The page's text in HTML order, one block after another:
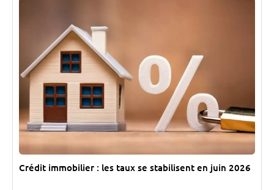
Crédit immobilier : les taux se stabilisent en juin 2026